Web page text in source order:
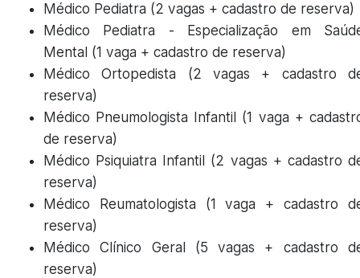
Médico Pediatra (2 vagas + cadastro de reserva)
Médico Pediatra - Especialização em
Mental (1 vaga + cadastro de reserva)
Médico Ortopedista (2 vagas + cadastro
reserva)
Médico Pneumologista Infantil (1 vaga +
de reserva)
Médico Psiquiatra Infantil (2 vagas + cadastro
reserva)
Médico Reumatologista (1 vaga + cadastro
reserva)
Médico Clínico Geral (5 vagas + cadastro
reserva)